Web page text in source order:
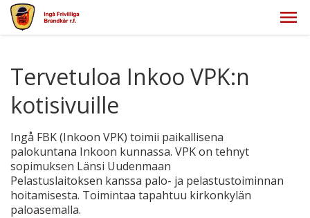
Tervetuloa Inkoo VPK:n
kotisivuille
Ingå FBK (Inkoon VPK) toimii paikallisena
palokuntana Inkoon kunnassa. VPK on tehnyt
sopimuksen Länsi Uudenmaan
Pelastuslaitoksen kanssa palo- ja pelastustoiminnan
hoitamisesta. Toimintaa tapahtuu kirkonkylän
paloasemalla.